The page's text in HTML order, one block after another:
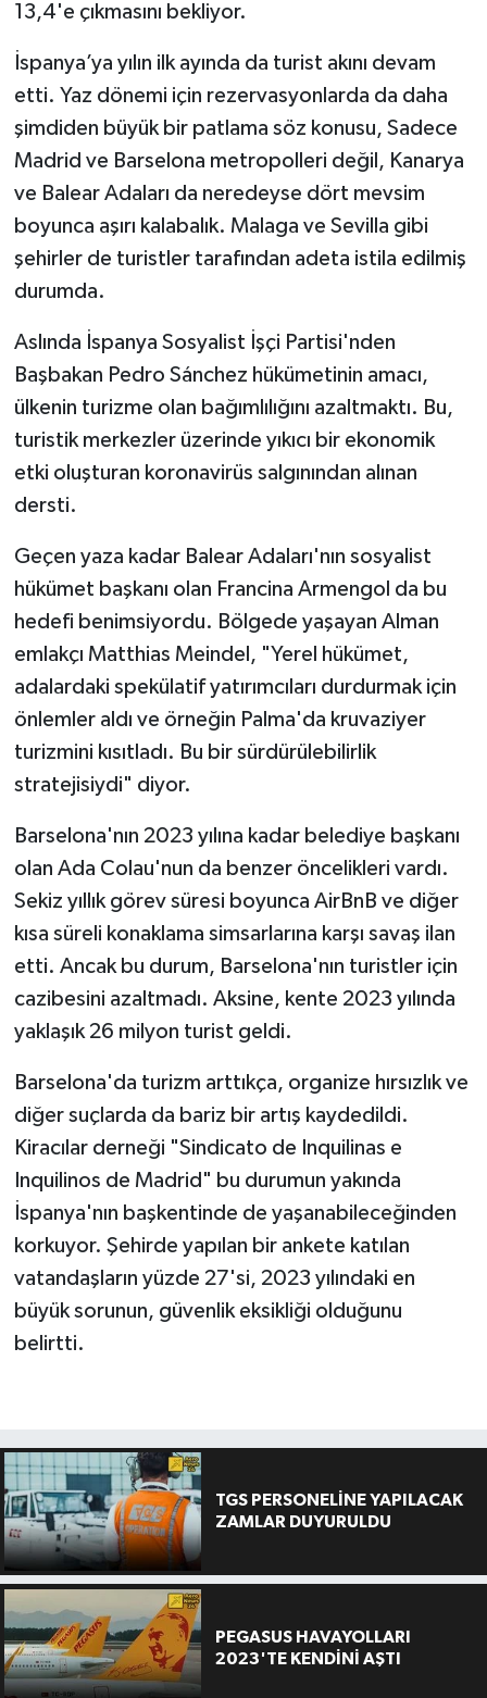
13,4'e çıkmasını bekliyor.
İspanya’ya yılın ilk ayında da turist akını devam
etti. Yaz dönemi için rezervasyonlarda da daha
şimdiden büyük bir patlama söz konusu, Sadece
Madrid ve Barselona metropolleri değil, Kanarya
ve Balear Adaları da neredeyse dört mevsim
boyunca aşırı kalabalık. Malaga ve Sevilla gibi
şehirler de turistler tarafından adeta istila edilmiş
durumda.
Aslında İspanya Sosyalist İşçi Partisi'nden
Başbakan Pedro Sánchez hükümetinin amacı,
ülkenin turizme olan bağımlılığını azaltmaktı. Bu,
turistik merkezler üzerinde yıkıcı bir ekonomik
etki oluşturan koronavirüs salgınından alınan
dersti.
Geçen yaza kadar Balear Adaları'nın sosyalist
hükümet başkanı olan Francina Armengol da bu
hedefi benimsiyordu. Bölgede yaşayan Alman
emlakçı Matthias Meindel, "Yerel hükümet,
adalardaki spekülatif yatırımcıları durdurmak için
önlemler aldı ve örneğin Palma'da kruvaziyer
turizmini kısıtladı. Bu bir sürdürülebilirlik
stratejisiydi" diyor.
Barselona'nın 2023 yılına kadar belediye başkanı
olan Ada Colau'nun da benzer öncelikleri vardı.
Sekiz yıllık görev süresi boyunca AirBnB ve diğer
kısa süreli konaklama simsarlarına karşı savaş ilan
etti. Ancak bu durum, Barselona'nın turistler için
cazibesini azaltmadı. Aksine, kente 2023 yılında
yaklaşık 26 milyon turist geldi.
Barselona'da turizm arttıkça, organize hırsızlık ve
diğer suçlarda da bariz bir artış kaydedildi.
Kiracılar derneği "Sindicato de Inquilinas e
Inquilinos de Madrid" bu durumun yakında
İspanya'nın başkentinde de yaşanabileceğinden
korkuyor. Şehirde yapılan bir ankete katılan
vatandaşların yüzde 27'si, 2023 yılındaki en
büyük sorunun, güvenlik eksikliği olduğunu
belirtti.
TGS PERSONELİNE YAPILACAK
ZAMLAR DUYURULDU
PEGASUS HAVAYOLLARI
2023'TE KENDİNİ AŞTI